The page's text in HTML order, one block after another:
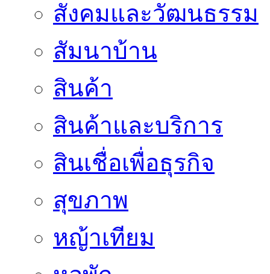
สังคมและวัฒนธรรม
สัมนาบ้าน
สินค้า
สินค้าและบริการ
สินเชื่อเพื่อธุรกิจ
สุขภาพ
หญ้าเทียม